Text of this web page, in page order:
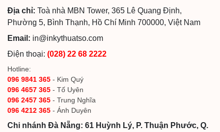
Địa chỉ: Toà nhà MBN Tower, 365 Lê Quang Định,
Phường 5, Bình Thạnh, Hồ Chí Minh 700000, Việt Nam
Email: in@inkythuatso.com
Điện thoại: (028) 22 68 2222
Hotline:
096 9841 365 - Kim Quý
096 4657 365 - Tố Uyên
096 2457 365 - Trung Nghĩa
096 4212 365 - Ánh Duyên
Chi nhánh Đà Nẵng: 61 Huỳnh Lý, P. Thuận Phước, Q.